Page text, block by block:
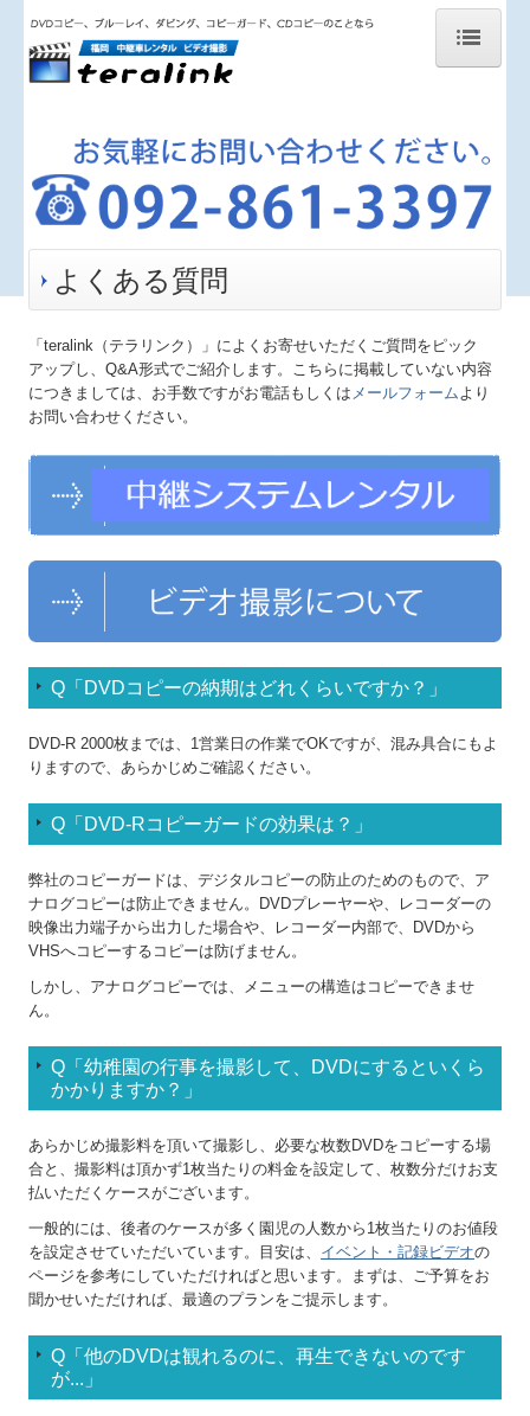
DVD／CD コピー
Blu-rayコピー
テープをDVDデジタル化
テープからBlu-ray
DVD／CDプレス
8ｍｍフィルムをDVDへ
16ｍｍフィルムをDVDへ
番組撮影 ・技術クルー
中継・ライブ配信
マニュアル動画
発表会・イベント撮影
お店・会社PRビデオ
卒園・卒業の思い出を作ろう
卒園コピー詳細・料金
卒園ご注文の流れ
同窓会の思い出を作ろう
サービス詳細・料金
ご注文の流れ
同窓会のマナー
プライベート撮影
よくある質問
「teralink（テラリンク）」によくお寄せいただくご質問をピック
アップし、Q&A形式でご紹介します。こちらに掲載していない内容
につきましては、お手数ですがお電話もしくは メールフォームより
お問い合わせください。
Q「DVDコピーの納期はどれくらいですか？」
DVD-R 2000枚までは、1営業日の作業でOKですが、混み具合にもよ
りますので、あらかじめご確認ください。
Q「DVD-Rコピーガードの効果は？」
弊社のコピーガードは、デジタルコピーの防止のためのもので、ア
ナログコピーは防止できません。DVDプレーヤーや、レコーダーの
映像出力端子から出力した場合や、レコーダー内部で、DVDから
VHSへコピーするコピーは防げません。
しかし、アナログコピーでは、メニューの構造はコピーできませ
ん。
Q「幼稚園の行事を撮影して、DVDにするといくら
かかりますか？」
あらかじめ撮影料を頂いて撮影し、必要な枚数DVDをコピーする場
合と、撮影料は頂かず1枚当たりの料金を設定して、枚数分だけお支
払いただくケースがございます。
一般的には、後者のケースが多く園児の人数から1枚当たりのお値段
を設定させていただいています。目安は、 イベント・記録ビデオの
ページを参考にしていただければと思います。まずは、ご予算をお
聞かせいただければ、最適のプランをご提示します。
Q「他のDVDは観れるのに、再生できないのです
が...」